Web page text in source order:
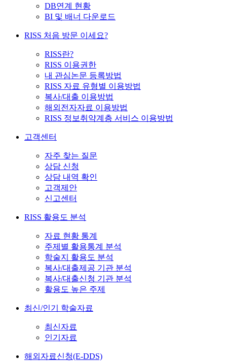
DB연계 현황
BI 및 배너 다운로드
RISS 처음 방문 이세요?
RISS란?
RISS 이용권한
내 관심논문 등록방법
RISS 자료 유형별 이용방법
복사/대출 이용방법
해외전자자료 이용방법
RISS 정보취약계층 서비스 이용방법
고객센터
자주 찾는 질문
상담 신청
상담 내역 확인
고객제안
신고센터
RISS 활용도 분석
자료 현황 통계
주제별 활용통계 분석
학술지 활용도 분석
복사/대출제공 기관 분석
복사/대출신청 기관 분석
활용도 높은 주제
최신/인기 학술자료
최신자료
인기자료
해외자료신청(E-DDS)